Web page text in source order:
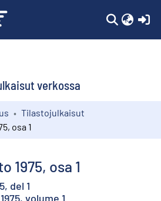
verkossa
Tilastojulkaisut
osa 1
1975, osa 1
del 1
volume 1